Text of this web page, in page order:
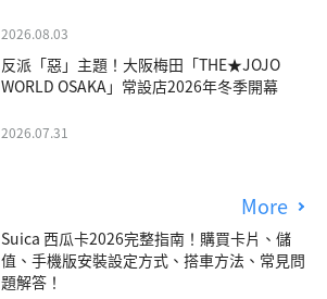
2026.08.03
反派「惡」主題！大阪梅田「THE★JOJO
WORLD OSAKA」常設店2026年冬季開幕
2026.07.31
More
Suica 西瓜卡2026完整指南！購買卡片、儲
值、手機版安裝設定方式、搭車方法、常見問
題解答！